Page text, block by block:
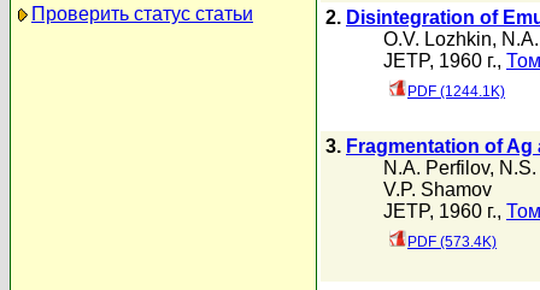
Проверить статус статьи
2. Disintegration of
O.V. Lozhkin,
JETP, 1960 г.,
PDF (1244.1K)
3. Fragmentation of
N.A. Perfilov,
V.P. Shamov
JETP, 1960 г.,
PDF (573.4K)